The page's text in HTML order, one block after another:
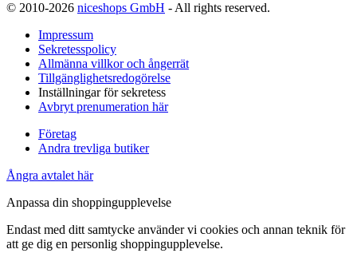
© 2010-2026 niceshops GmbH - All rights reserved.
Impressum
Sekretesspolicy
Allmänna villkor och ångerrät
Tillgänglighetsredogörelse
Inställningar för sekretess
Avbryt prenumeration här
Företag
Andra trevliga butiker
Ångra avtalet här
Anpassa din shoppingupplevelse
Endast med ditt samtycke använder vi cookies och annan teknik för
att ge dig en personlig shoppingupplevelse.